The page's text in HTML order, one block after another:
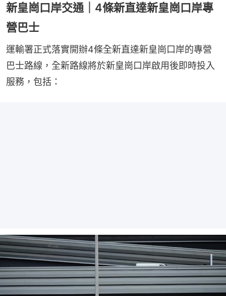
新皇崗口岸交通｜4條新直達新皇崗口岸專
營巴士
運輸署正式落實開辦4條全新直達新皇崗口岸的專營
巴士路線，全新路線將於新皇崗口岸啟用後即時投入
服務，包括：